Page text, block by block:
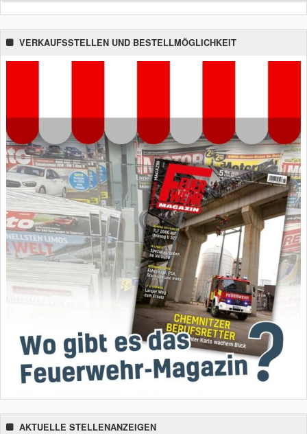
VERKAUFSSTELLEN UND BESTELLMÖGLICHKEIT
AKTUELLE STELLENANZEIGEN